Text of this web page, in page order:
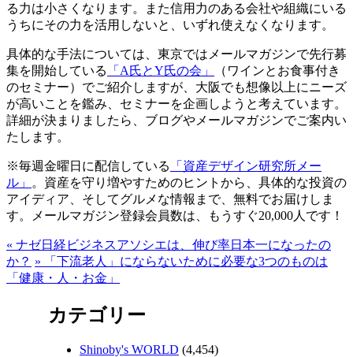
る力は小さくなります。また信用力のある会社や組織にいる
うちにその力を活用しないと、いずれ使えなくなります。
具体的な手法については、東京ではメールマガジンで先行募
集を開始している
「A氏とY氏の会」
（ワインとお食事付き
のセミナー）でご紹介しますが、大阪でも想像以上にニーズ
が高いことを鑑み、セミナーを企画しようと考えています。
詳細が決まりましたら、ブログやメールマガジンでご案内い
たします。
※毎週金曜日に配信している
「資産デザイン研究所メー
ル」
。資産を守り増やすためのヒントから、具体的な投資の
アイディア、そしてグルメな情報まで、無料でお届けしま
す。メールマガジン登録会員数は、もうすぐ20,000人です！
« ナゼ日経ビジネスアソシエは、伸び率日本一になったの
か？ » 「下流老人」にならないために必要な3つのものは
「健康・人・お金」
カテゴリー
Shinoby's WORLD (4,454)